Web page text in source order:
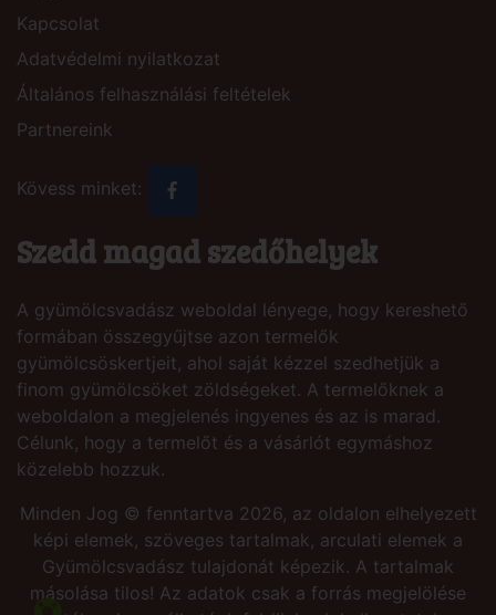
Kapcsolat
Adatvédelmi nyilatkozat
Általános felhasználási feltételek
Partnereink
Kövess minket:
Szedd magad szedőhelyek
A gyümölcsvadász weboldal lényege, hogy kereshető
formában összegyűjtse azon termelők
gyümölcsöskertjeit, ahol saját kézzel szedhetjük a
finom gyümölcsöket zöldségeket. A termelőknek a
weboldalon a megjelenés ingyenes és az is marad.
Célunk, hogy a termelőt és a vásárlót egymáshoz
közelebb hozzuk.
Minden Jog © fenntartva 2026, az oldalon elhelyezett
képi elemek, szöveges tartalmak, arculati elemek a
Gyümölcsvadász tulajdonát képezik. A tartalmak
másolása tilos! Az adatok csak a forrás megjelölése